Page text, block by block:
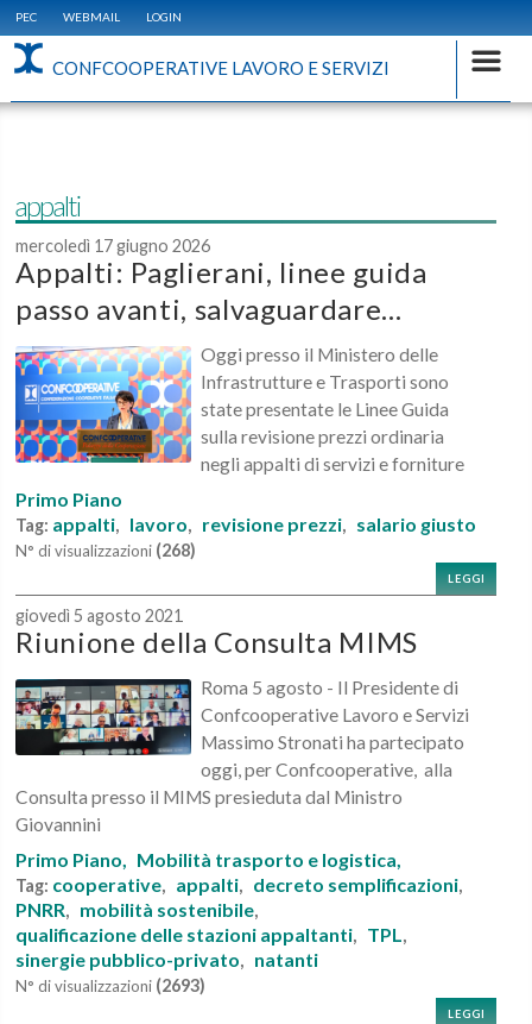
PEC WEBMAIL LOGIN
CONFCOOPERATIVE LAVORO E SERVIZI
appalti
mercoledì 17 giugno 2026
Appalti: Paglierani, linee guida
passo avanti, salvaguardare...
Oggi presso il Ministero delle
Infrastrutture e Trasporti sono
state presentate le Linee Guida
sulla revisione prezzi ordinaria
negli appalti di servizi e forniture
Primo Piano
Tag: appalti, lavoro, revisione prezzi, salario giusto
N° di visualizzazioni (268)
LEGGI
giovedì 5 agosto 2021
Riunione della Consulta MIMS
Roma 5 agosto - Il Presidente di
Confcooperative Lavoro e Servizi
Massimo Stronati ha partecipato
oggi, per Confcooperative, alla
Consulta presso il MIMS presieduta dal Ministro
Giovannini
Primo Piano, Mobilità trasporto e logistica,
Tag: cooperative, appalti, decreto semplificazioni,
PNRR, mobilità sostenibile,
qualificazione delle stazioni appaltanti, TPL ,
sinergie pubblico-privato, natanti
N° di visualizzazioni (2693)
LEGGI